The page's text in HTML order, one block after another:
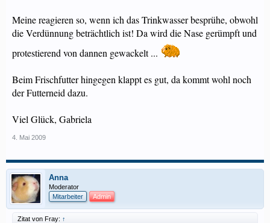
Meine reagieren so, wenn ich das Trinkwasser besprühe, obwohl
die Verdünnung beträchtlich ist! Da wird die Nase gerümpft und
protestierend von dannen gewackelt ...
Beim Frischfutter hingegen klappt es gut, da kommt wohl noch
der Futterneid dazu.
Viel Glück, Gabriela
4. Mai 2009
Anna
Moderator
Mitarbeiter
Admin
Zitat von Fray: ↑